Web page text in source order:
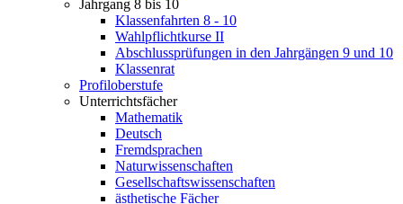
Jahrgang 8 bis 10
Klassenfahrten 8 - 10
Wahlpflichtkurse II
Abschlussprüfungen in den Jahrgängen 9 und 10
Klassenrat
Profiloberstufe
Unterrichtsfächer
Mathematik
Deutsch
Fremdsprachen
Naturwissenschaften
Gesellschaftswissenschaften
ästhetische Fächer